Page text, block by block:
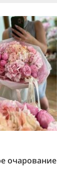
очарование